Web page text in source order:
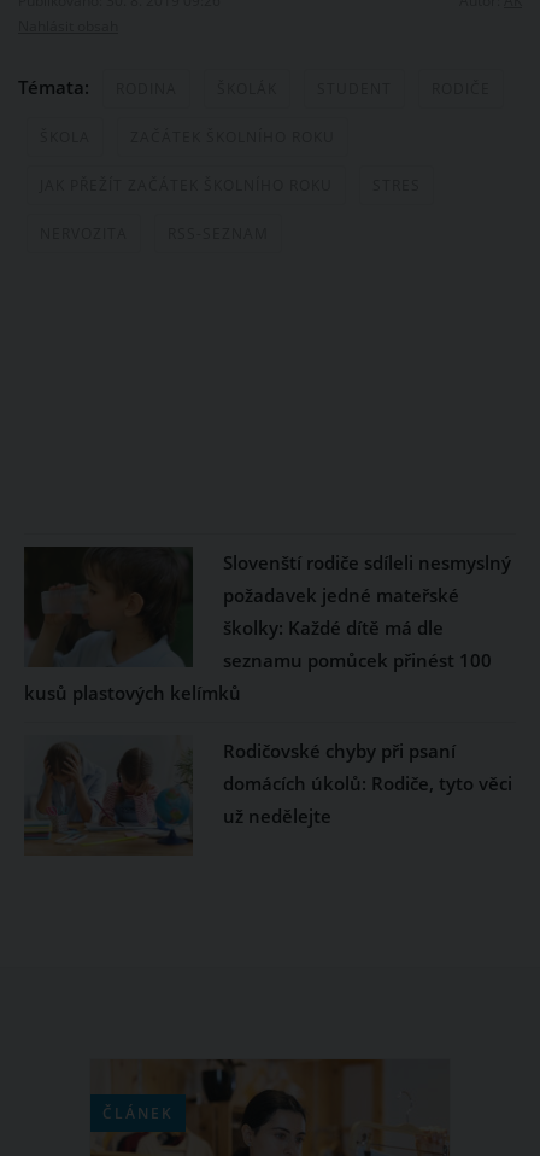
Témata:
Slovenští rodiče sdíleli nesmyslný
požadavek jedné mateřské
školky: Každé dítě má dle
seznamu pomůcek přinést 100
kusů plastových kelímků
Rodičovské chyby při psaní
domácích úkolů: Rodiče, tyto věci
už nedělejte
ČLÁNEK